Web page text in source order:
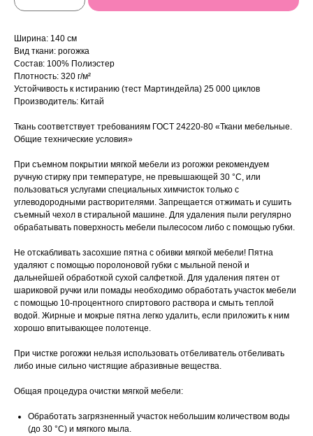
Ширина: 140 см
Вид ткани: рогожка
Состав: 100% Полиэстер
Плотность: 320 г/м²
Устойчивость к истиранию (тест Мартиндейла) 25 000 циклов
Производитель: Китай
Ткань соответствует требованиям ГОСТ 24220-80 «Ткани мебельные.
Общие технические условия»
При съемном покрытии мягкой мебели из рогожки рекомендуем
ручную стирку при температуре, не превышающей 30 °С, или
пользоваться услугами специальных химчисток только с
углеводородными растворителями. Запрещается отжимать и сушить
съемный чехол в стиральной машине. Для удаления пыли регулярно
обрабатывать поверхность мебели пылесосом либо с помощью губки.
Не отскабливать засохшие пятна с обивки мягкой мебели! Пятна
удаляют с помощью поролоновой губки с мыльной пеной и
дальнейшей обработкой сухой салфеткой. Для удаления пятен от
шариковой ручки или помады необходимо обработать участок мебели
с помощью 10-процентного спиртового раствора и смыть теплой
водой. Жирные и мокрые пятна легко удалить, если приложить к ним
хорошо впитывающее полотенце.
При чистке рогожки нельзя использовать отбеливатель отбеливать
либо иные сильно чистящие абразивные вещества.
Общая процедура очистки мягкой мебели:
Обработать загрязненный участок небольшим количеством воды
(до 30 °С) и мягкого мыла.